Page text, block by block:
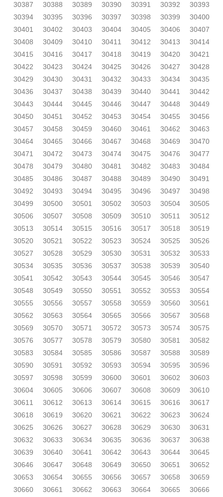
30387
30388 30389 30390 30391 30392
30393
30394
30395 30396 30397 30398 30399
30400
30401
30402 30403 30404 30405 30406
30407
30408
30409 30410 30411 30412 30413
30414
30415
30416 30417 30418 30419 30420
30421
30422
30423 30424 30425 30426 30427
30428
30429
30430 30431 30432 30433 30434
30435
30436
30437 30438 30439 30440 30441
30442
30443
30444 30445 30446 30447 30448
30449
30450
30451 30452 30453 30454 30455
30456
30457
30458 30459 30460 30461 30462
30463
30464
30465 30466 30467 30468 30469
30470
30471
30472 30473 30474 30475 30476
30477
30478
30479 30480 30481 30482 30483
30484
30485
30486 30487 30488 30489 30490
30491
30492
30493 30494 30495 30496 30497
30498
30499
30500 30501 30502 30503 30504
30505
30506
30507 30508 30509 30510 30511
30512
30513
30514 30515 30516 30517 30518
30519
30520
30521 30522 30523 30524 30525
30526
30527
30528 30529 30530 30531 30532
30533
30534
30535 30536 30537 30538 30539
30540
30541
30542 30543 30544 30545 30546
30547
30548
30549 30550 30551 30552 30553
30554
30555
30556 30557 30558 30559 30560
30561
30562
30563 30564 30565 30566 30567
30568
30569
30570 30571 30572 30573 30574
30575
30576
30577 30578 30579 30580 30581
30582
30583
30584 30585 30586 30587 30588
30589
30590
30591 30592 30593 30594 30595
30596
30597
30598 30599 30600 30601 30602
30603
30604
30605 30606 30607 30608 30609
30610
30611
30612 30613 30614 30615 30616
30617
30618
30619 30620 30621 30622 30623
30624
30625
30626 30627 30628 30629 30630
30631
30632
30633 30634 30635 30636 30637
30638
30639
30640 30641 30642 30643 30644
30645
30646
30647 30648 30649 30650 30651
30652
30653
30654 30655 30656 30657 30658
30659
30660
30661 30662 30663 30664 30665
30666